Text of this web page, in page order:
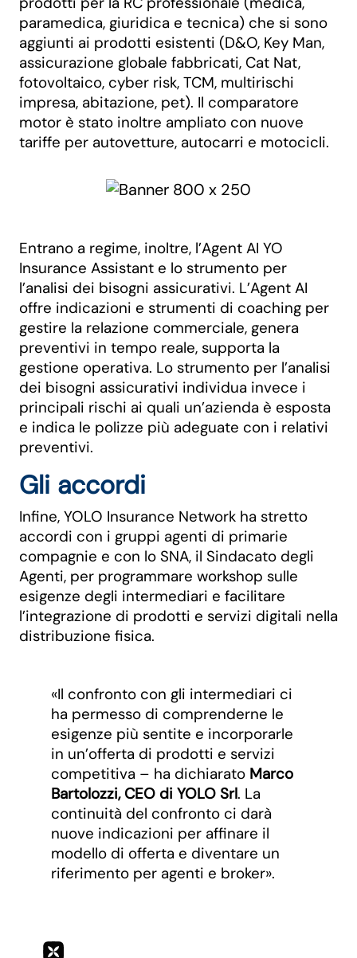
paramedica, giuridica e tecnica) che si sono
aggiunti ai prodotti esistenti (D&O, Key Man,
assicurazione globale fabbricati, Cat Nat,
fotovoltaico, cyber risk, TCM, multirischi
impresa, abitazione, pet). Il comparatore
motor è stato inoltre ampliato con nuove
tariffe per autovetture, autocarri e motocicli.
Entrano a regime, inoltre, l’Agent AI YO
Insurance Assistant e lo strumento per
l’analisi dei bisogni assicurativi. L’Agent AI
offre indicazioni e strumenti di coaching per
gestire la relazione commerciale, genera
preventivi in tempo reale, supporta la
gestione operativa. Lo strumento per l’analisi
dei bisogni assicurativi individua invece i
principali rischi ai quali un’azienda è esposta
e indica le polizze più adeguate con i relativi
preventivi.
Gli accordi
Infine, YOLO Insurance Network ha stretto
accordi con i gruppi agenti di primarie
compagnie e con lo SNA, il Sindacato degli
Agenti, per programmare workshop sulle
esigenze degli intermediari e facilitare
l’integrazione di prodotti e servizi digitali nella
distribuzione fisica.
«Il confronto con gli intermediari ci
ha permesso di comprenderne le
esigenze più sentite e incorporarle
in un’offerta di prodotti e servizi
competitiva – ha dichiarato Marco
Bartolozzi, CEO di YOLO Srl. La
continuità del confronto ci darà
nuove indicazioni per affinare il
modello di offerta e diventare un
riferimento per agenti e broker».